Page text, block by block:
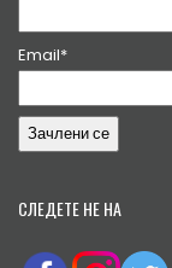
Email*
СЛЕДЕТЕ НЕ НА